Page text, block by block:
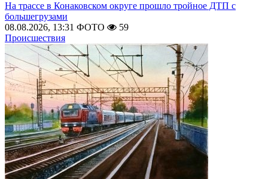
На трассе в Конаковском округе прошло тройное ДТП с
большегрузами
08.08.2026, 13:31 ФОТО
59
Происшествия